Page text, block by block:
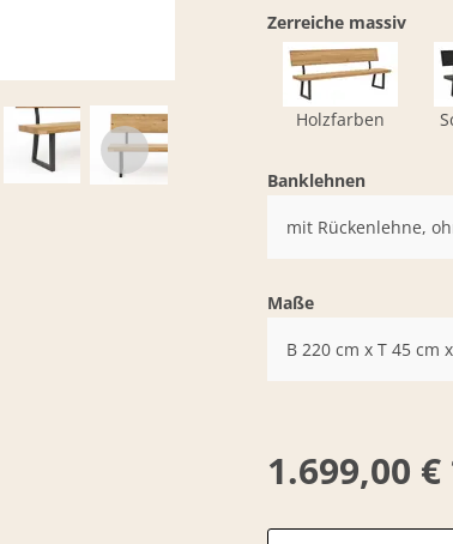
Zerreiche massiv
Holzfarben
Banklehnen
mit Rückenlehne,
Maße
B 220 cm x T 45 cm
1.699,00